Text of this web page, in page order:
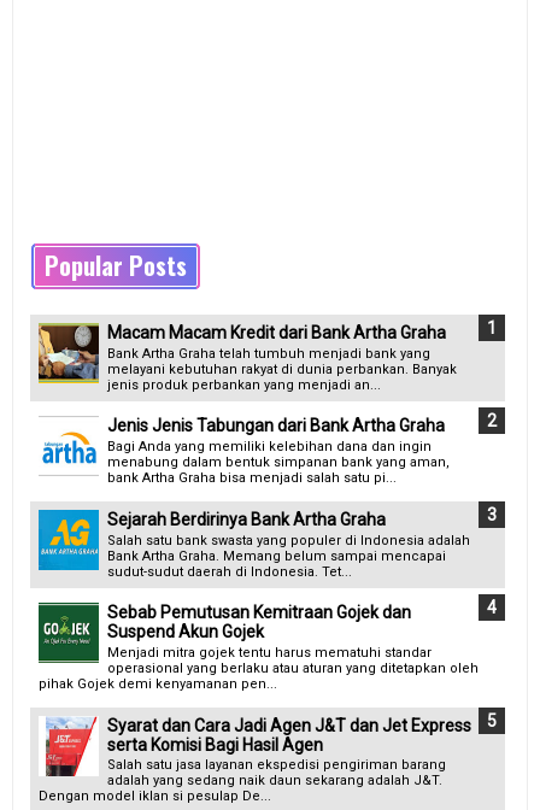
Popular Posts
Macam Macam Kredit dari Bank Artha Graha
Bank Artha Graha telah tumbuh menjadi bank yang
melayani kebutuhan rakyat di dunia perbankan. Banyak
jenis produk perbankan yang menjadi an...
Jenis Jenis Tabungan dari Bank Artha Graha
Bagi Anda yang memiliki kelebihan dana dan ingin
menabung dalam bentuk simpanan bank yang aman,
bank Artha Graha bisa menjadi salah satu pi...
Sejarah Berdirinya Bank Artha Graha
Salah satu bank swasta yang populer di Indonesia adalah
Bank Artha Graha. Memang belum sampai mencapai
sudut-sudut daerah di Indonesia. Tet...
Sebab Pemutusan Kemitraan Gojek dan
Suspend Akun Gojek
Menjadi mitra gojek tentu harus mematuhi standar
operasional yang berlaku atau aturan yang ditetapkan oleh
pihak Gojek demi kenyamanan pen...
Syarat dan Cara Jadi Agen J&T dan Jet Express
serta Komisi Bagi Hasil Agen
Salah satu jasa layanan ekspedisi pengiriman barang
adalah yang sedang naik daun sekarang adalah J&T.
Dengan model iklan si pesulap De...